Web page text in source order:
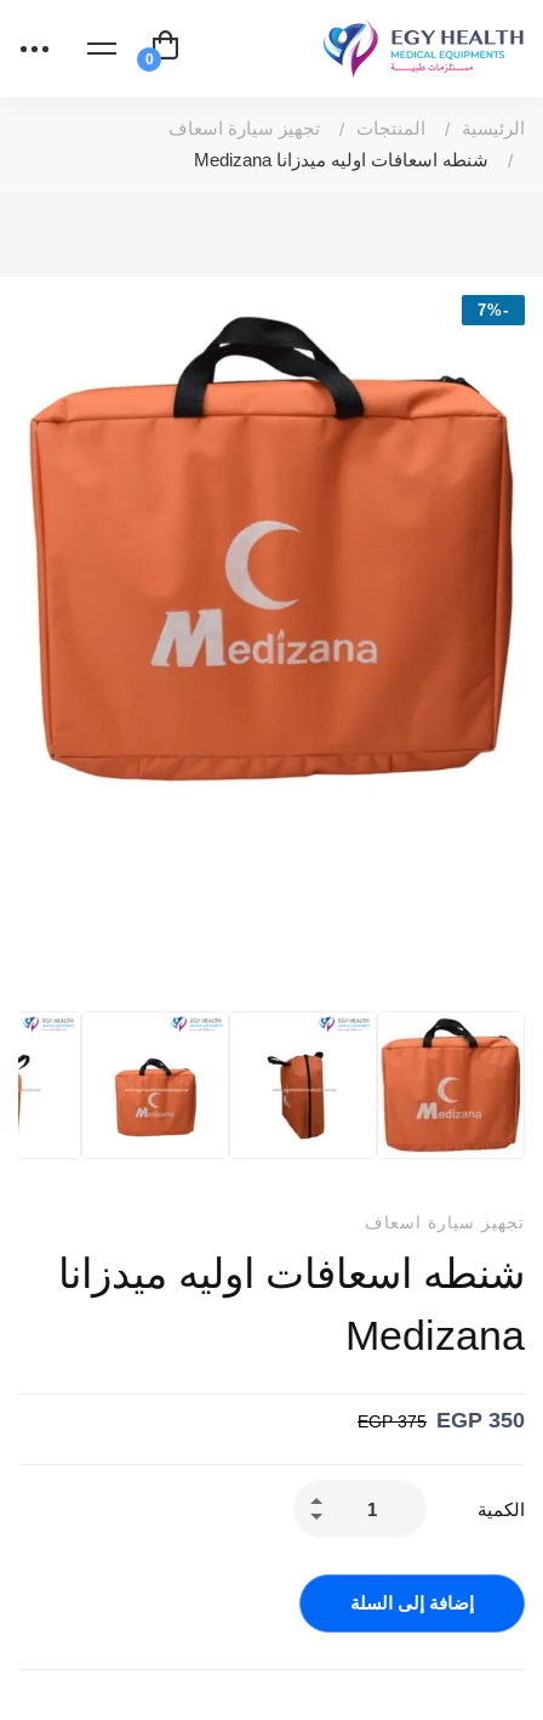
الرئيسية المنتجات
تجهيز سيارة اسعاف
شنطه اسعافات اوليه ميدزانا Medizana
-7%
تجهيز سيارة اسعاف
شنطه اسعافات اوليه ميدزانا
Medizana
EGP 350
EGP375
الكمية
إضافة إلى السلة